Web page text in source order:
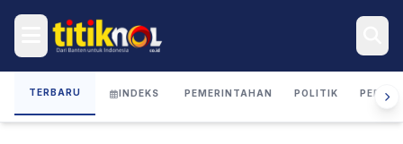
TERBARU INDEKS PEMERINTAHAN POLITIK